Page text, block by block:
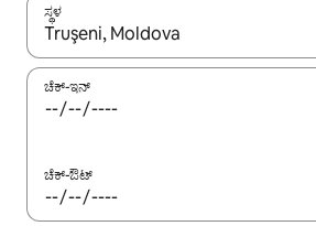
ಸ್ಥಳ
ಫಲಿತಾಂಶಗಳು ಲಭ್ಯವಿರುವಾಗ, ಅಪ್ ಮತ್ತು
ಚೆಕ್-ಇನ್
ಚೆಕ್-ಔಟ್